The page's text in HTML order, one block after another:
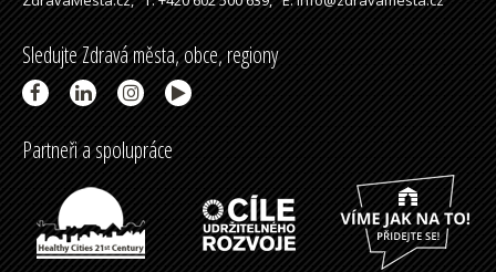
Sledujte Zdravá města, obce, regiony
Partneři a spolupráce